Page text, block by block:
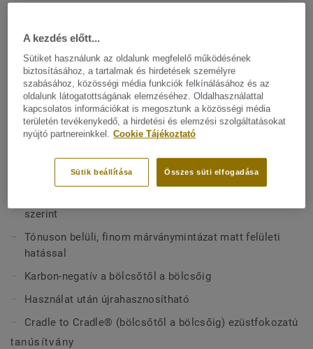
linóleumot visszafogott, földszínű palettával és finom
erezettel. A kollekció 94%-ban felelősen beszerzett
természetes alapanyagokból készül, Cradle to Cradle
Certified® Silver minősítéssel rendelkezik, és a teljes
életciklust figyelembe véve karbonnegatív.
Mutasson többet
FŐBB JELLEMZŐK
Kérésre elérhető, minimum rendelési mennyiséggel
Olaszországban készül
Természetes Bfl tűzállósági fokozat (nincs hozzáadott
lángmentesítő)
szerint
Tónuson belüli, finom márványmintázat matt felületi
hatással
Karbon-negatív a bölcsőtől a bölcsőig
Használat után újrahasznosítható
Cradle to Cradle® (bölcsőtől a bölcsőig) ezüstfokozatú
tanúsítvány
A kezdés előtt...
Sütiket használunk az oldalunk megfelelő működésének
biztosításához, a tartalmak és hirdetések személyre
szabásához, közösségi média funkciók felkínálásához és az
oldalunk látogatottságának elemzéséhez. Oldalhasználattal
kapcsolatos információkat is megosztunk a közösségi média
területén tevékenykedő, a hirdetési és elemzési szolgáltatásokat
nyújtó partnereinkkel. Cookie Tájékoztató
Összes süti elfogadása
Sütik beállítása